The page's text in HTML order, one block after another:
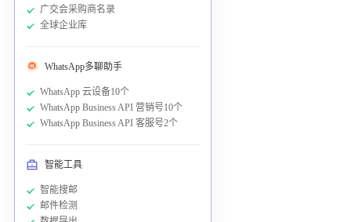
广交会采购商名录
全球企业库
WhatsApp多聊助手
WhatsApp 云设备10个
WhatsApp Business API 营销号10个
WhatsApp Business API 客服号2个
智能工具
智能搜邮
邮件检测